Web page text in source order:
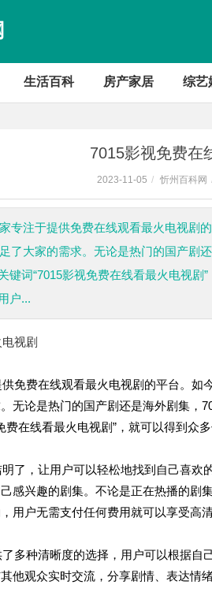
生活百科 房产家居 综艺
7015影视免费在
2023-11-05 / 忻州百科网
专注于提供免费在线观看最火电视剧
了大家的需求。无论是热门的国产剧
键词“7015影视免费在线看最火电视
户...
视剧
免费在线观看最火电视剧的平台。
无论是热门的国产剧还是海外剧集，
费在线看最火电视剧”，就可以得到众
了，让用户可以轻松地找到自己喜
感兴趣的剧集。不论是正在热播的剧
用户无需支付任何费用就可以享受高
多种清晰度的选择，用户可以根据
他观众实时交流，分享剧情、表达情